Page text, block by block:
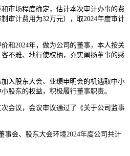
场程度确定，估计本次审计办事的费
审计费用为32万元），取2024年度审计
2024年，做为公司的董事，本人按关
不雅、地行使权柄，充实阐扬董事的感
股东大会、业绩申明会的机遇取中小
股东的权益，积极履行董事职责。
议，会议审议通过了《关于公司监事
会、股东大会环境2024年度公司共计